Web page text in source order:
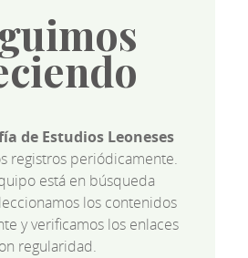
de Estudios Leoneses
registros periódicamente.
está en búsqueda
los contenidos
y verificamos los enlaces
regularidad.